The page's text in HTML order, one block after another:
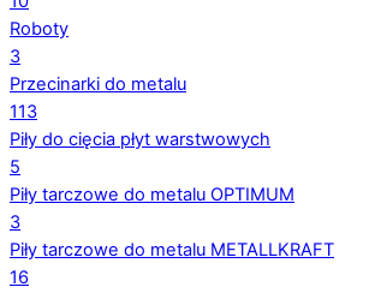
Roboty
3
Przecinarki do metalu
113
Piły do cięcia płyt warstwowych
5
Piły tarczowe do metalu OPTIMUM
3
Piły tarczowe do metalu METALLKRAFT
16